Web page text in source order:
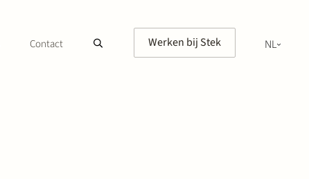
Contact Werken bij Stek
NL